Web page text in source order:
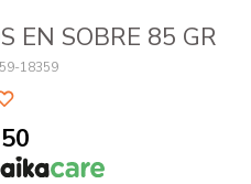
EN SOBRE 85 GR
18359
50